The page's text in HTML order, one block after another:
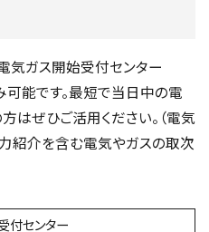
気ガス開始受付センター
可能です。最短で当日中の電
はぜひご活用ください。（電気
紹介を含む電気やガスの取次
付センター